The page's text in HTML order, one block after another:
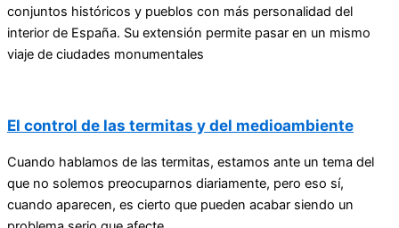
conjuntos históricos y pueblos con más personalidad del
interior de España. Su extensión permite pasar en un mismo
viaje de ciudades monumentales
El control de las termitas y del medioambiente
Cuando hablamos de las termitas, estamos ante un tema del
que no solemos preocuparnos diariamente, pero eso sí,
cuando aparecen, es cierto que pueden acabar siendo un